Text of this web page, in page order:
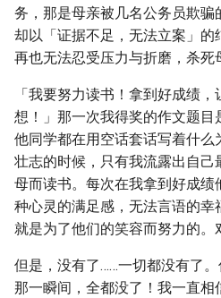
务，那是母亲被几名公务员欺
却以「证据不足，无法立案」
再也无法忍受压力与折磨，杀死
「我要努力读书！拿到好成绩
想！」那一次我得奖的作文题
他同学都在用空话套话写着什
壮志的时候，只有我流露出自
母而读书。每次在我拿到好成
种心灵的满足感，无法言语的
就是为了他们的笑容而努力的
但是，没有了……一切都没有了
那一瞬间，全都没了！我一直